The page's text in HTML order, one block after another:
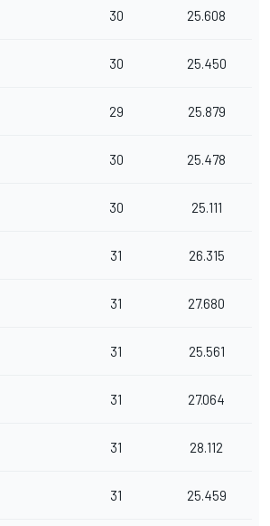
30 25.608
30 25.450
29 25.879
30 25.478
30 25.111
31 26.315
31 27.680
31 25.561
31 27.064
31 28.112
31 25.459